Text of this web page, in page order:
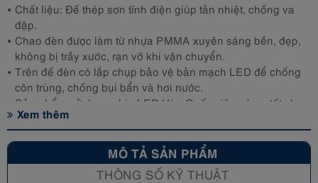
Chất liệu: Đế thép sơn tĩnh điện giúp tản nhiệt, chống va
đập.
Chao đèn được làm từ nhựa PMMA xuyên sáng bền, đẹp,
không bị trầy xước, rạn vỡ khi vận chuyển.
Trên đế đèn có lắp chụp bảo vệ bản mạch LED để chống
côn trùng, chống bụi bẩn và hơi nước.
Sản phẩm sử dụng chip LED Hàn Quốc siêu sáng, tốt cho
mắt.
Không chứa thủy ngân, thân thiện với môi trường, và an
toàn cho người sử dụng.
Tuổi thọ chip LED lên đến 30.000 giờ.
Xem thêm
MÔ TẢ SẢN PHẨM
THÔNG SỐ KỸ THUẬT